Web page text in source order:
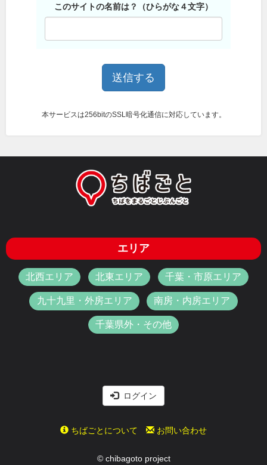
このサイトの名前は？（ひらがな４文字）
本サービスは256bitのSSL暗号化通信に対応しています。
エリア
北西エリア 北東エリア 千葉・市原エリア
九十九里・外房エリア 南房・内房エリア
千葉県外・その他
ログイン
ちばごとについて お問い合わせ
© chibagoto project